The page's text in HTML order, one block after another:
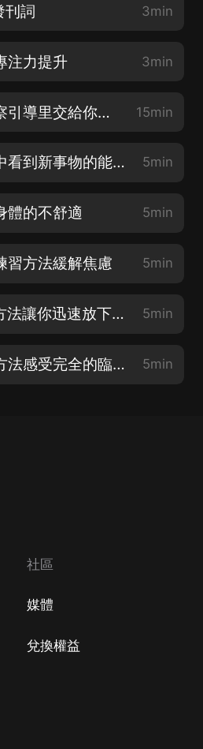
刊詞 3min
注力提升 3min
第03集 在呼吸觀察引導里交給你的技巧和方法 15min
第04集 呼吸探索中看到新事物的能力培養 5min
體的不舒適 5min
習方法緩解焦慮 5min
第07集 一個呼吸方法讓你迅速放下緊張 5min
第08集 一個呼吸方法感受完全的臨在當下 5min
社區
媒體
兌換權益